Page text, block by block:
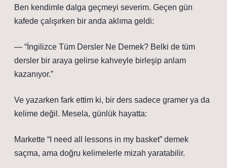
Ben kendimle dalga geçmeyi severim. Geçen gün
kafede çalışırken bir anda aklıma geldi:
— “İngilizce Tüm Dersler Ne Demek? Belki de tüm
dersler bir araya gelirse kahveyle birleşip anlam
kazanıyor.”
Ve yazarken fark ettim ki, bir ders sadece gramer ya da
kelime değil. Mesela, günlük hayatta:
Markette “I need all lessons in my basket” demek
saçma, ama doğru kelimelerle mizah yaratabilir.